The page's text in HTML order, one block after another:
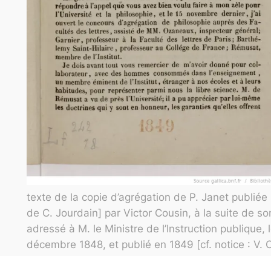
texte de la copie d’agrégation de P. Janet
de C. Jourdain] par Victor Cousin, à la suite de
adressé à M. le Ministre de l’Instruction publique,
décembre 1848, et publié en 1849 [cf. notice : V.